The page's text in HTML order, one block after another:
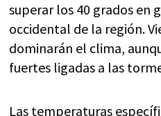
superar los 40 grados en
occidental de la región.
dominarán el clima,
fuertes ligadas a las
Las temperaturas